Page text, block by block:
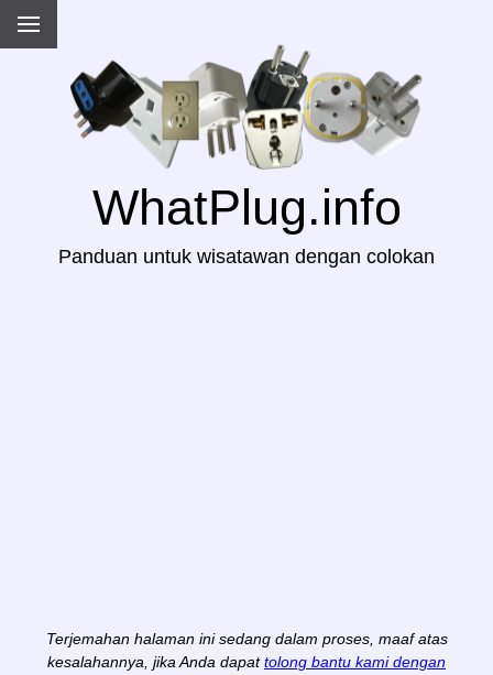
WhatPlug.info
Panduan untuk wisatawan dengan colokan
Terjemahan halaman ini sedang dalam proses, maaf atas
kesalahannya, jika Anda dapat tolong bantu kami dengan